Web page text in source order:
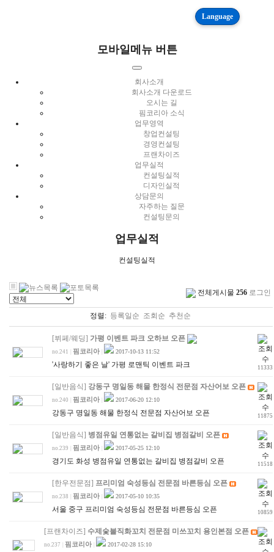
Language
모바일메뉴 버튼
회사소개
회사소개 다운로드
오시는 길
핌코리아 소식
업무영역
창업컨설팅
경영컨설팅
프랜차이즈
업무실적
컨설팅실적
디자인실적
상담문의
자주하는 질문
컨설팅문의
업무실적
컨설팅실적
전체게시물 256 로그인
정렬: 등록일순 조회순 추천순
[뷔페/웨딩] 가평 이벤트 파크 오하브 오픈
no.241 핌코리아 2017-10-13 11:52
'사랑하기 좋은 날' 가평 로맨틱 이벤트 파크 11333
[일반음식] 강동구 명일동 해물 한정식 전문점 자산어보 오픈
no.240 핌코리아 2017-06-20 12:10
강동구 명일동 해물 한정식 전문점 자산어보 오픈 11875
[일반음식] 병점유일 연통없는 갈비집 병점갈비 오픈
no.239 핌코리아 2017-05-25 12:10
경기도 화성 병점유일 연통없는 갈비집 병점갈비 오픈 11518
[한우전문점] 프리미엄 숙성등심 전문점 바른등심 오픈
no.238 핌코리아 2017-05-10 10:35
서울 중구 프리미엄 숙성등심 전문점 바른등심 오픈 10859
[프랜차이즈] 수제숯불직화꼬치 전문점 미쓰꼬치 용인본점 오픈
no.237 핌코리아 2017-02-28 15:10